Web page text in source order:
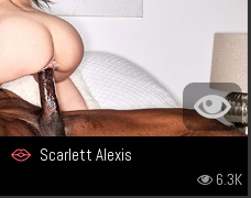
Scarlett Alexis
6.3K